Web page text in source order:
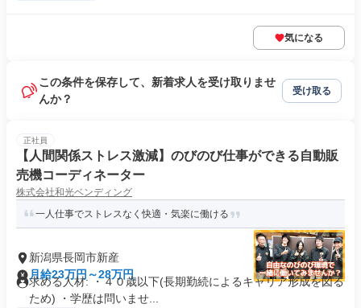
気になる
この条件を保存して、新着求人を受け取りませ
んか？
受け取る
正社員
【人間関係ストレス激減】のびのび仕事ができる自動販
売機コーディネーター
株式会社和光ベンディング
一人仕事でストレスなく快適・気楽に働ける
新潟県長岡市新産
月給23万円～28万円
求める人材: ・４０歳以下(長期勤続によるキャリア形成を図る
ため) ・学歴は問いませ...